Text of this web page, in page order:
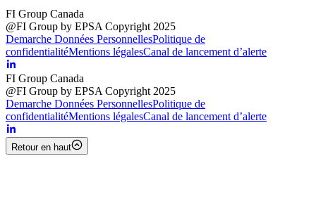
FI Group Canada
@FI Group by EPSA Copyright 2025
Demarche Données PersonnellesPolitique de
confidentialitéMentions légalesCanal de lancement d’alerte
FI Group Canada
@FI Group by EPSA Copyright 2025
Demarche Données PersonnellesPolitique de
confidentialitéMentions légalesCanal de lancement d’alerte
Retour en haut